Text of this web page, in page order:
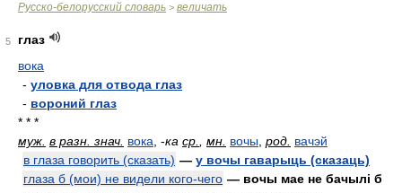
Русско-белорусский словарь > величать
5
глаз
вока
- уловка для отвода глаз
- вороний глаз
* * *
муж. в разн. знач. вока -ка ср. мн. вочы род. вачэй
в глаза говорить (сказать) — у вочы гаварыць (сказаць)
глаза б (мои) не видели кого-чего — вочы мае не бачылі б